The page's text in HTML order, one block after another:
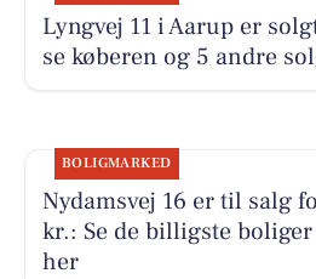
Lyngvej 11 i Aarup er
se køberen og 5 andre
BOLIGMARKED
Nydamsvej 16 er til salg
kr.: Se de billigste
her